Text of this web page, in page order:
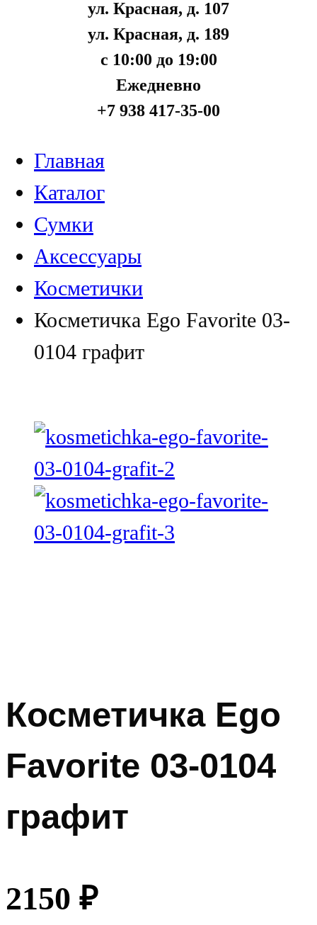
ул. Красная, д. 107
ул. Красная, д. 189
с 10:00 до 19:00
Ежедневно
+7 938 417-35-00
Главная
Каталог
Сумки
Аксессуары
Косметички
Косметичка Ego Favorite 03-
0104 графит
Косметичка Ego
Favorite 03-0104
графит
2150 ₽